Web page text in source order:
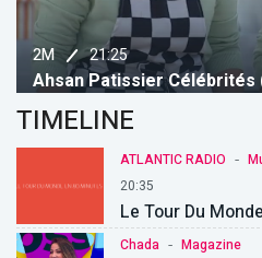
2M 21:25
Ahsan Patissier Célébrités
TIMELINE
ATLANTIC RADIO -
20:35
Le Tour Du
Chada - Magazine